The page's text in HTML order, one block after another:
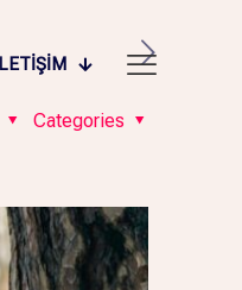
İLETIŞIM
Categories